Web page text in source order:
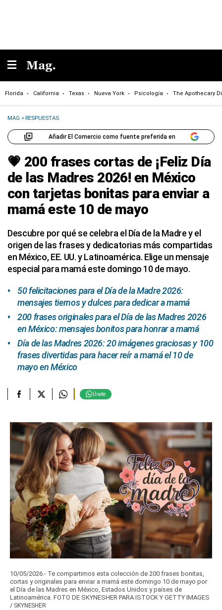
Florida California Texas Nueva York Psicología The Apothecary
MAG >RESPUESTAS
Añadir El Comercio como fuente preferida en
💗 200 frases cortas de ¡Feliz Día
de las Madres 2026! en México
con tarjetas bonitas para enviar a
mamá este 10 de mayo
Descubre por qué se celebra el Día de la Madre y el
origen de las frases y dedicatorias más compartidas
en México, EE. UU. y Latinoamérica. Elige un mensaje
especial para mamá este domingo 10 de mayo.
50 felicitaciones para el Día de la Madre 2026:
mensajes tiernos y dulces para dedicar a mamá
200 frases originales para el Día de las Madres 2026
en México: mensajes bonitos para honrar a mamá
Día de las Madres 2026: 20 imágenes graciosas y 100
frases divertidas para hacer reír a mamá el 10 de
mayo en México
Únete
10/05/2026.- Te compartimos esta colección de 200 frases bonitas,
cortas y originales para enviar a mamá este domingo 10 de mayo por
el Día de las Madres en México, Estados Unidos y países de
Latinoamérica. FOTO DE SKYNESHER PARA ISTOCK Y GETTY IMAGES
/ SKYNESHER